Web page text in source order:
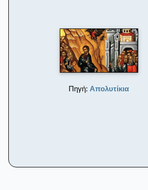
Πηγή: Απολυτίκια